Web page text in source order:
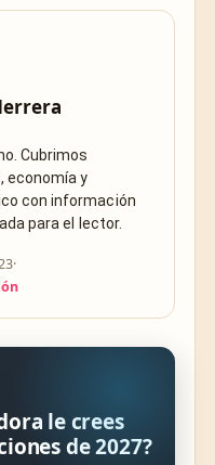
Cubrimos
economía y
con información
para el lector.
·
le crees
de 2027?